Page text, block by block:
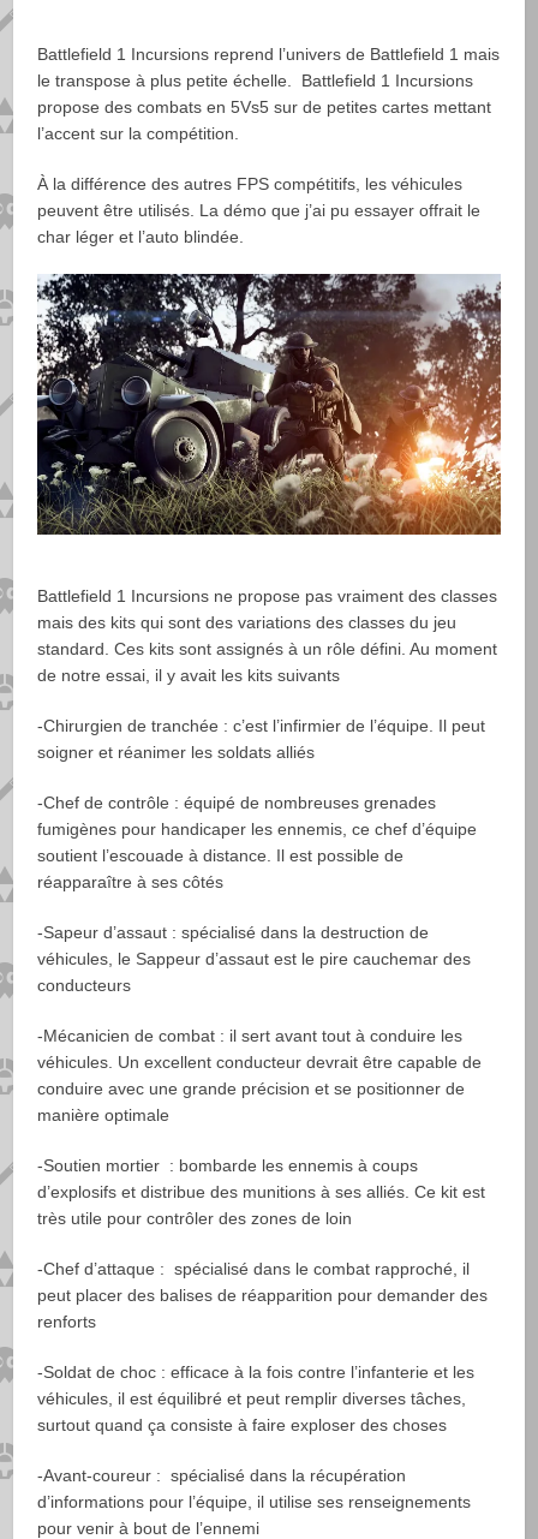
Battlefield 1 Incursions reprend l’univers de Battlefield 1 mais
le transpose à plus petite échelle.
Battlefield 1 Incursions
propose descombats en 5Vs5 sur de petites cartes mettant
l’accent sur la compétition.
À la différence des autres FPS compétitifs, les véhicules
peuvent être utilisés. La démo que j’ai pu essayer offrait le
char léger et l’auto blindée.
Battlefield 1 Incursions ne propose pas vraiment des classes
mais des kitsqui sont des variations des classes du jeu
standard. Ces kits sont assignés à un rôle défini. Au moment
de notre essai, il y avait les kits suivants
-Chirurgien de tranchée : c’est l’infirmier de l’équipe. Il peut
soigner et réanimer les soldats alliés
-Chef de contrôle : équipé de nombreuses grenades
fumigènes pour handicaper les ennemis, ce chef d’équipe
soutient l’escouade à distance. Il est possible de
réapparaître à ses côtés
-Sapeur d’assaut : spécialisé dans la destruction de
véhicules, le Sappeur d’assaut est le pire cauchemar des
conducteurs
-Mécanicien de combat : il sert avant tout à conduire les
véhicules. Un excellent conducteur devrait être capable de
conduire avec une grande précision et se positionner de
manière optimale
-Soutien mortier : bombarde les ennemis à coups
d’explosifs et distribue des munitions à ses alliés. Ce kit est
très utile pour contrôler des zones de loin
-Chef d’attaque : spécialisé dans le combat rapproché, il
peut placer des balises de réapparition pour demander des
renforts
-Soldat de choc : efficace à la fois contre l’infanterie et les
véhicules, il est équilibré et peut remplir diverses tâches,
surtout quand ça consiste à faire exploser des choses
-Avant-coureur : spécialisé dans la récupération
d’informations pour l’équipe, il utilise ses renseignements
pour venir à bout de l’ennemi